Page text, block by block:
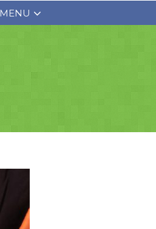
MENU